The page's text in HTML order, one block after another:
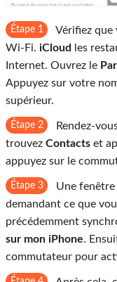
Étape 1
Vérifiez que
Wi-Fi. iCloud
les
Internet. Ouvrez le
Appuyez sur votre
supérieur.
Étape 2 Rendez-
trouvez Contacts et
appuyez sur le
Étape 3
Une
demandant ce que
précédemment
sur mon iPhone.
commutateur pour